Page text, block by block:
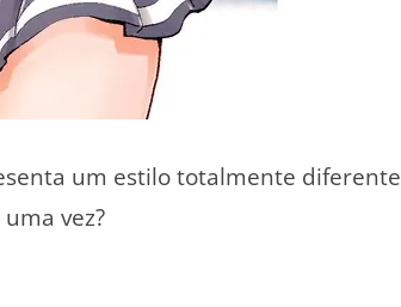
um estilo totalmente diferente
vez?